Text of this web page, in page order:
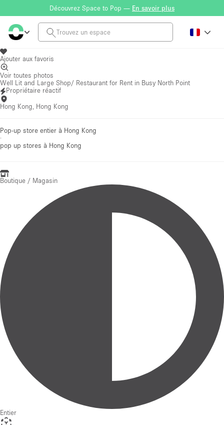
Découvrez Space to Pop — En savoir plus
Ajouter aux favoris
Voir toutes photos
Well Lit and Large Shop/ Restaurant for Rent in Busy North Point
Propriétaire réactif
Hong Kong, Hong Kong
Pop-up store entier à Hong Kong
·
pop up stores à Hong Kong
Boutique / Magasin
Entier